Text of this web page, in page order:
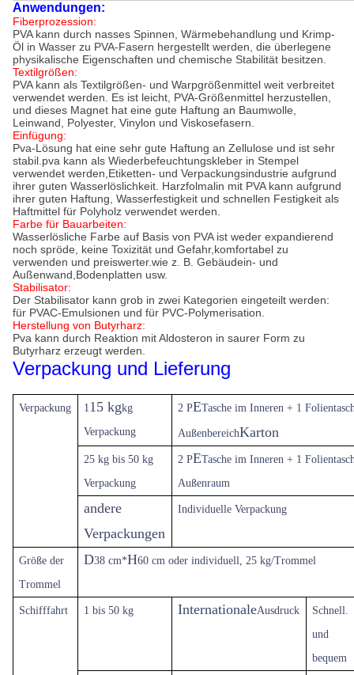
Anwendungen:
Fiberprozession:
PVA kann durch nasses Spinnen, Wärmebehandlung und Krimp-
Öl in Wasser zu PVA-Fasern hergestellt werden, die überlegene
physikalische Eigenschaften und chemische Stabilität besitzen.
Textilgrößen:
PVA kann als Textilgrößen- und Warpgrößenmittel weit verbreitet
verwendet werden. Es ist leicht, PVA-Größenmittel herzustellen,
und dieses Magnet hat eine gute Haftung an Baumwolle,
Leinwand, Polyester, Vinylon und Viskosefasern.
Einfügung:
Pva-Lösung hat eine sehr gute Haftung an Zellulose und ist sehr
stabil.pva kann als Wiederbefeuchtungskleber in Stempel
verwendet werden,Etiketten- und Verpackungsindustrie aufgrund
ihrer guten Wasserlöslichkeit. Harzfolmalin mit PVA kann aufgrund
ihrer guten Haftung, Wasserfestigkeit und schnellen Festigkeit als
Haftmittel für Polyholz verwendet werden.
Farbe für Bauarbeiten:
Wasserlösliche Farbe auf Basis von PVA ist weder expandierend
noch spröde, keine Toxizität und Gefahr,komfortabel zu
verwenden und preiswerter.wie z. B. Gebäudein- und
Außenwand,Bodenplatten usw.
Stabilisator:
Der Stabilisator kann grob in zwei Kategorien eingeteilt werden:
für PVAC-Emulsionen und für PVC-Polymerisation.
Herstellung von Butyrharz:
Pva kann durch Reaktion mit Aldosteron in saurer Form zu
Butyrharz erzeugt werden.
Verpackung und Lieferung
Verpackung 115 kgkg
Verpackung
2 PETasche im Inneren + 1
AußenbereichKarton
25 kg bis 50 kg
Verpackung
2 PETasche im Inneren + 1
Außenraum
andere
Verpackungen
Individuelle Verpackung
Größe der
Trommel
D38 cm*H60 cm oder individuell, 25 kg/Trommel
Schifffahrt 1 bis 50 kg InternationaleAusdruck
Schnell.
und
bequem